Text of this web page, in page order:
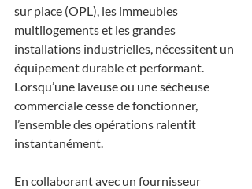
sur place (OPL), les immeubles
multilogements et les grandes
installations industrielles, nécessitent un
équipement durable et performant.
Lorsqu’une laveuse ou une sécheuse
commerciale cesse de fonctionner,
l’ensemble des opérations ralentit
instantanément.
En collaborant avec un fournisseur